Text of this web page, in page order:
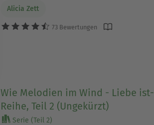
Alicia Zett
73 Bewertungen
Wie Melodien im Wind - Liebe ist-
Reihe, Teil 2 (Ungekürzt)
Serie (Teil 2)